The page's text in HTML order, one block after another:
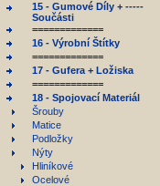
15 - Gumové Díly + -----
Součásti
=============
16 - Výrobní Štítky
=============
17 - Gufera + Ložiska
=============
18 - Spojovací Materiál
Šrouby
Matice
Podložky
Nýty
Hliníkové
Ocelové